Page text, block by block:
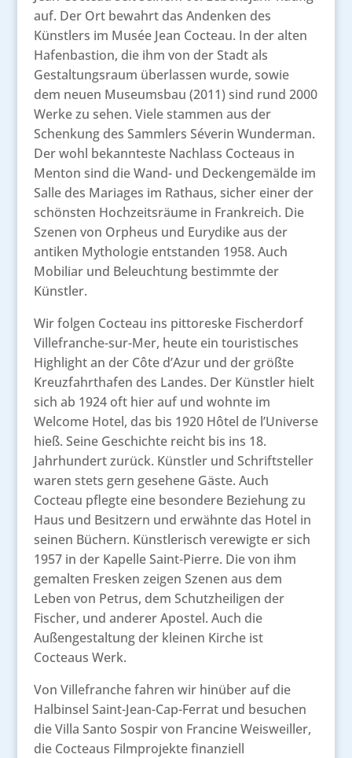
auf. Der Ort bewahrt das Andenken des
Künstlers im Musée Jean Cocteau. In der alten
Hafenbastion, die ihm von der Stadt als
Gestaltungsraum überlassen wurde, sowie
dem neuen Museumsbau (2011) sind rund 2000
Werke zu sehen. Viele stammen aus der
Schenkung des Sammlers Séverin Wunderman.
Der wohl bekannteste Nachlass Cocteaus in
Menton sind die Wand- und Deckengemälde im
Salle des Mariages im Rathaus, sicher einer der
schönsten Hochzeitsräume in Frankreich. Die
Szenen von Orpheus und Eurydike aus der
antiken Mythologie entstanden 1958. Auch
Mobiliar und Beleuchtung bestimmte der
Künstler.
Wir folgen Cocteau ins pittoreske Fischerdorf
Villefranche-sur-Mer, heute ein touristisches
Highlight an der Côte d’Azur und der größte
Kreuzfahrthafen des Landes. Der Künstler hielt
sich ab 1924 oft hier auf und wohnte im
Welcome Hotel, das bis 1920 Hôtel de l’Universe
hieß. Seine Geschichte reicht bis ins 18.
Jahrhundert zurück. Künstler und Schriftsteller
waren stets gern gesehene Gäste. Auch
Cocteau pflegte eine besondere Beziehung zu
Haus und Besitzern und erwähnte das Hotel in
seinen Büchern. Künstlerisch verewigte er sich
1957 in der Kapelle Saint-Pierre. Die von ihm
gemalten Fresken zeigen Szenen aus dem
Leben von Petrus, dem Schutzheiligen der
Fischer, und anderer Apostel. Auch die
Außengestaltung der kleinen Kirche ist
Cocteaus Werk.
Von Villefranche fahren wir hinüber auf die
Halbinsel Saint-Jean-Cap-Ferrat und besuchen
die Villa Santo Sospir von Francine Weisweiller,
die Cocteaus Filmprojekte finanziell